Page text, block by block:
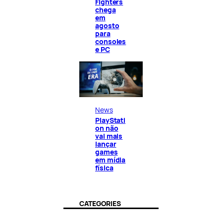
chega
em
agosto
para
consoles
e PC
News
PlayStati
on não
vai mais
lançar
games
em mídia
física
CATEGORIES